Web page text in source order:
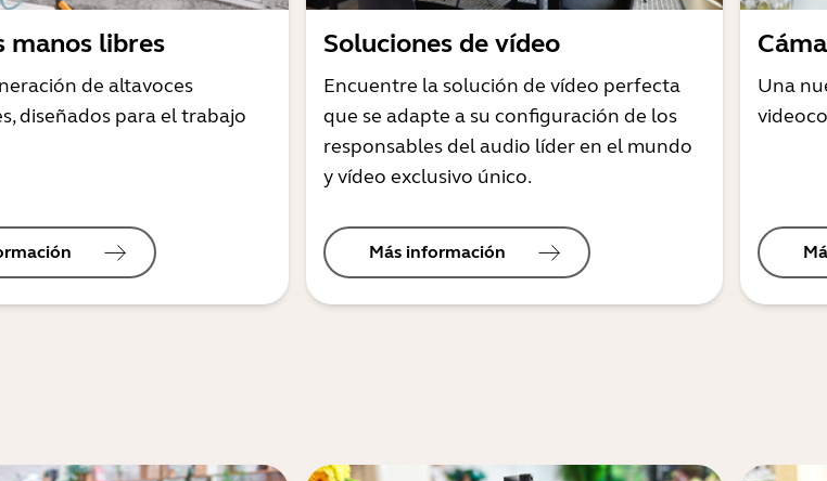
manos libres
de altavoces
diseñados para el trabajo
Soluciones de vídeo
Encuentre la solución de vídeo perfecta
que se adapte a su configuración de los
responsables del audio líder en el mundo
y vídeo exclusivo único.
Más información
Una